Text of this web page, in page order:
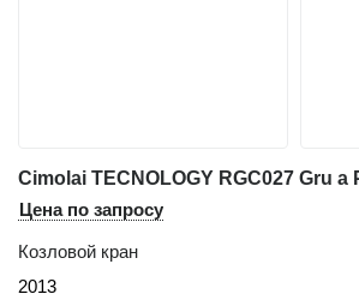
Цена по запросу
Козловой кран
2013